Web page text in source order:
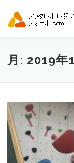
トップ 自動
月: 2019年